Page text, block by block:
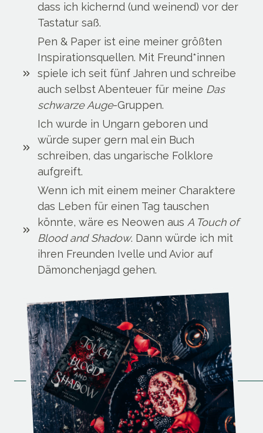
dass ich kichernd (und weinend) vor der
Tastatur saß.
Pen & Paper ist eine meiner größten
Inspirationsquellen. Mit Freund*innen
spiele ich seit fünf Jahren und schreibe
auch selbst Abenteuer für meine Das
schwarze Auge-Gruppen.
Ich wurde in Ungarn geboren und
würde super gern mal ein Buch
schreiben, das ungarische Folklore
aufgreift.
Wenn ich mit einem meiner Charaktere
das Leben für einen Tag tauschen
könnte, wäre es Neowen aus A Touch of
Blood and Shadow. Dann würde ich mit
ihren Freunden Ivelle und Avior auf
Dämonchenjagd gehen.